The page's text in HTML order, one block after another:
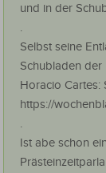
und in der
.
Selbst seine
Schubladen der
Horacio Cartes:
https://
.
Ist abe schon